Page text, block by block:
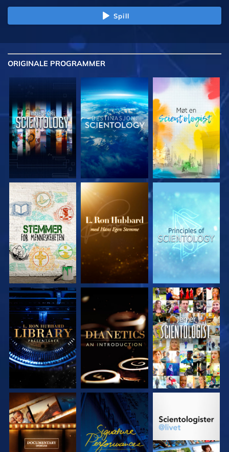
Spill
ORIGINALE PROGRAMMER
UTFORSK SERIEN UTFORSK SERIEN UTFORSK SERIEN
UTFORSK SERIEN UTFORSK SERIEN SE
UTFORSK SERIEN SE UTFORSK SERIEN